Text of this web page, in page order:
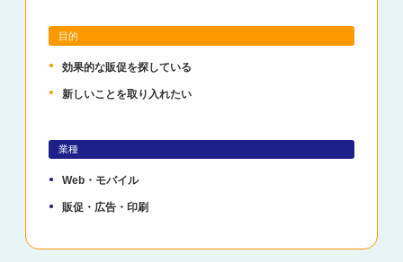
目的
効果的な販促を探している
新しいことを取り入れたい
業種
Web・モバイル
販促・広告・印刷